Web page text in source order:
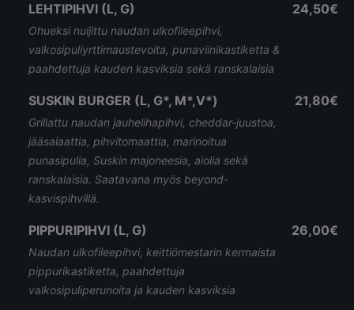
LEHTIPIHVI (L, G)
Ohueksi nuijittu naudan ulkofileepihvi,
valkosipuliyrttimaustevoita, punaviinikastiketta &
paahdettuja kauden kasviksia sekä ranskalaisia
24,50€
SUSKIN BURGER (L, G*, M*,V*)
Grillattu naudan jauhelihapihvi, cheddar-juustoa,
jääsalaattia, pihvitomaattia, marinoitua
punasipulia, Suskin majoneesia, aiolia sekä
ranskalaisia. Saatavana myös beyond-
kasvispihvillä.
21,80€
PIPPURIPIHVI (L, G)
Naudan ulkofileepihvi, keittiömestarin kermaista
pippurikastiketta, paahdettuja
valkosipuliperunoita ja kauden kasviksia
26,00€